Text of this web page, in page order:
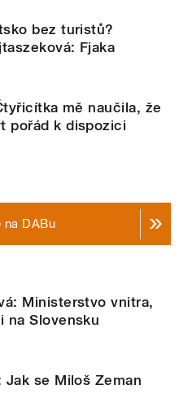
bez turistů?
Fjaka
mě naučila, že
pořád k dispozici
na DABu
Ministerstvo vnitra,
na Slovensku
Jak se Miloš Zeman